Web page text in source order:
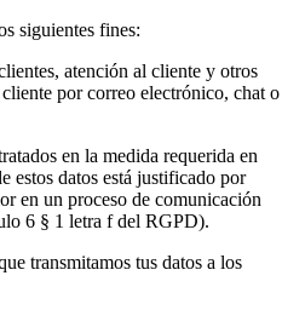
siguientes fines:
atención al cliente y otros
por correo electrónico, chat o
en la medida requerida en
estos datos está justificado por
en un proceso de comunicación
6 § 1 letra f del RGPD).
transmitamos tus datos a los